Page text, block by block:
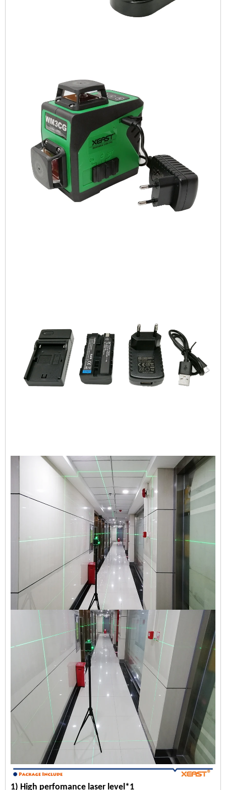
1) High perfomance laser level*1